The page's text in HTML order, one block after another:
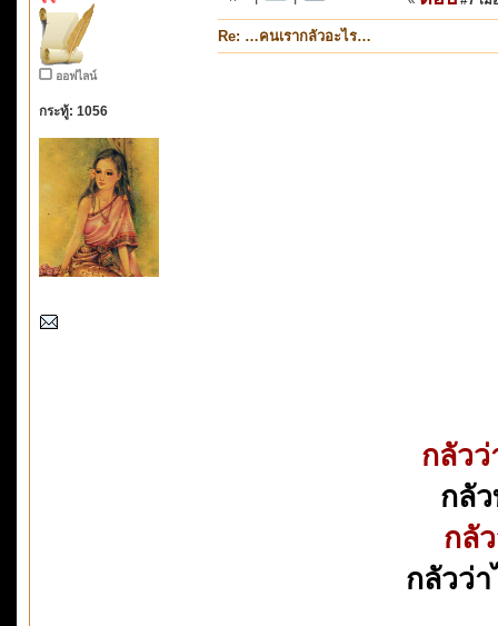
ออฟไลน์
กระทู้: 1056
Re: …คนเรากลัวอะไร…
กลัวว่
กลั
กลั
กลัวว่